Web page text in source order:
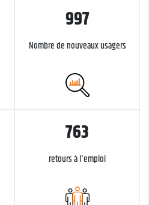
997
Nombre de nouveaux usagers
763
retours à l'emploi